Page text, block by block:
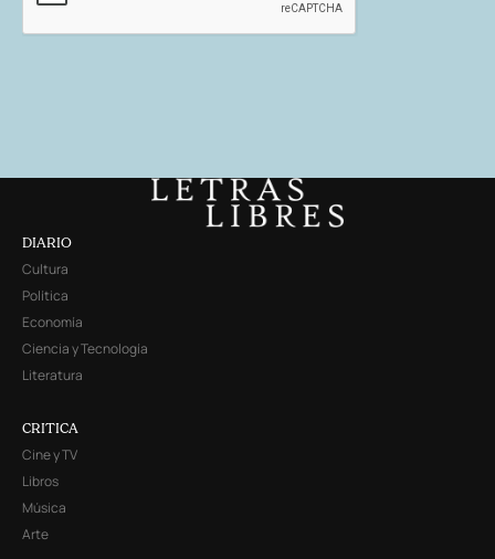
DIARIO
Cultura
Política
Economía
Ciencia y Tecnología
Literatura
CRITICA
Cine y TV
Libros
Música
Arte